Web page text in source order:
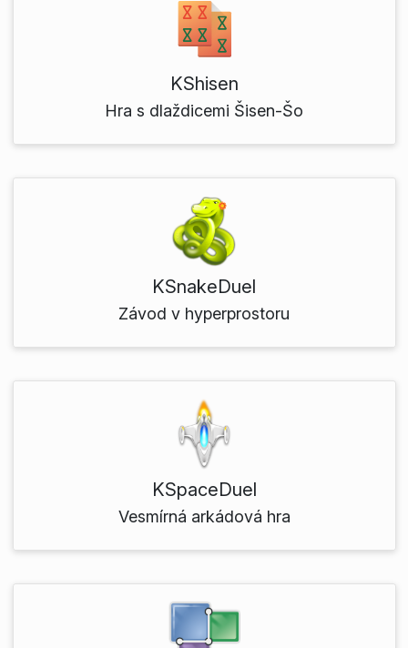
KShisen
Hra s dlaždicemi Šisen-Šo
KSnakeDuel
Závod v hyperprostoru
KSpaceDuel
Vesmírná arkádová hra